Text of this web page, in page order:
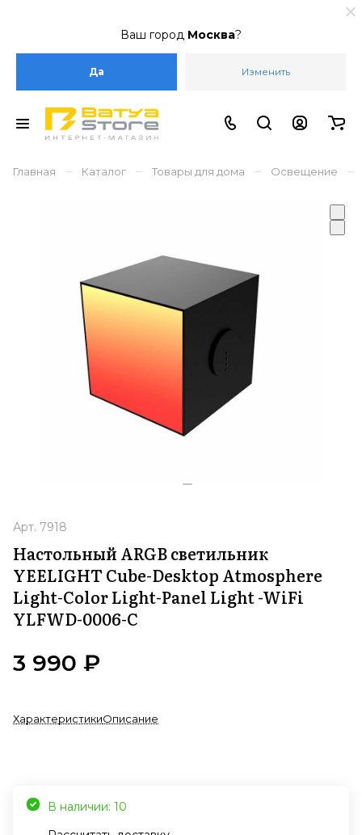
Ваш город Москва?
Да Изменить
Главная – Каталог – Товары для дома – Освещение –
Арт. 7918
Настольный ARGB светильник
YEELIGHT Cube-Desktop Atmosphere
Light-Color Light-Panel Light -WiFi
YLFWD-0006-C
3 990 ₽
ХарактеристикиОписание
В наличии: 10